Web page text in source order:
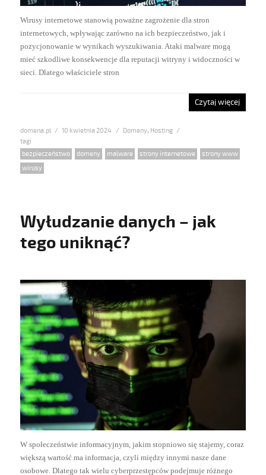
Wirusy internetowe stanowią poważne zagrożenie dla stron
internetowych, wpływając zarówno na ich bezpieczeństwo, jak i
pozycjonowanie w wynikach wyszukiwania. Ataki malware mogą
mieć szkodliwe konsekwencje dla reputacji witryny i widoczności w
sieci. Dlatego właściciele stron
Czytaj więcej
domena.pl
Posted
10 kwietnia 2024 Categories
Domeny, Hosting
Tags
bezpieczeństwo domeny malware strony internetowe strony www
wirusy
Wyłudzanie danych – jak
tego uniknąć?
W społeczeństwie informacyjnym, jakim stopniowo się stajemy, coraz
większą wartość ma informacja, czyli między innymi nasze dane
osobowe. Dlatego tak wielu cyberprzestępców podejmuje różnego